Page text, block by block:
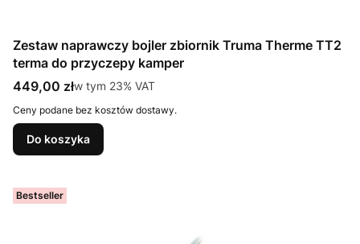
Zestaw naprawczy bojler zbiornik Truma Therme TT2
terma do przyczepy kamper
Cena brutto
449,00 złw tym %s VAT
w tym 23% VAT
Ceny podane bez kosztów dostawy.
Do koszyka
Bestseller